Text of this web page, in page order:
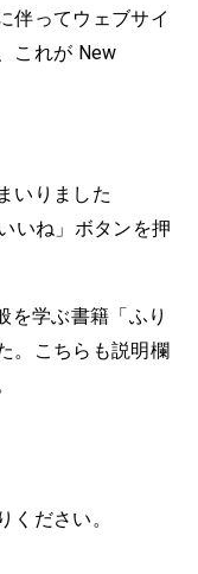
伴ってウェブサイ
これが New
いりました
いね」ボタンを押
を学ぶ書籍「ふり
。こちらも説明欄
ください。